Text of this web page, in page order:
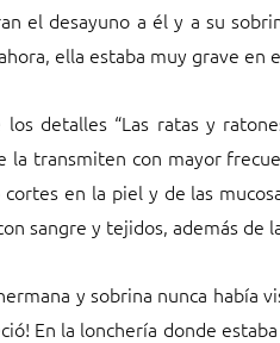
el desayuno a él y a su
ella estaba muy grave en
detalles “Las ratas y
la transmiten con mayor
en la piel y de las
sangre y tejidos, además de
y sobrina nunca había
En la lonchería donde